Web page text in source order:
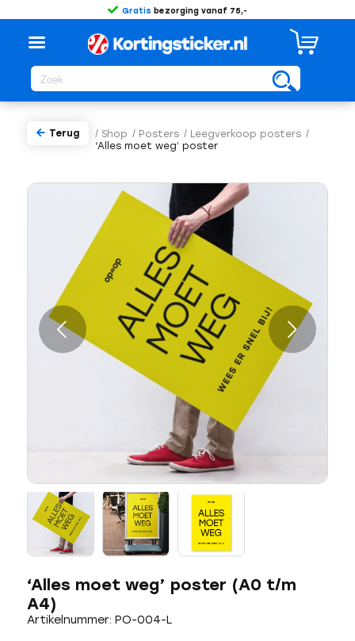
Gratis bezorging vanaf 75,-
/ Shop / Posters / Leegverkoop posters /
‘Alles moet weg’ poster
Terug
Volgende
‘Alles moet weg’ poster (A0 t/m
A4)
Artikelnummer: PO-004-L